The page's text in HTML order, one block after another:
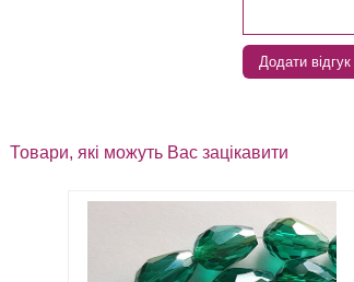
Додати відгук
Товари, які можуть Вас зацікавити